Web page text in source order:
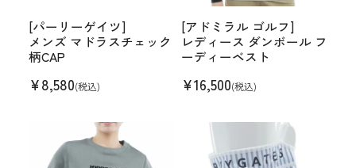
[パーリーゲイツ]
メンズ マドラスチェック
柄CAP
¥8,580(税込)
[アドミラル ゴルフ]
レディース ダンボール フ
ーディーベスト
¥16,500(税込)